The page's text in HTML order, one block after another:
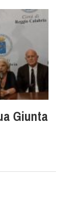
Giunta